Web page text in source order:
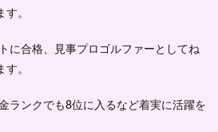
す。
に合格 、見事プロゴルファーとしてね
。
ランクでも8位に入るなど着実に活躍を